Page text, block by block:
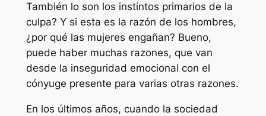
También lo son los instintos primarios de la
culpa? Y si esta es la razón de los hombres,
¿por qué las mujeres engañan? Bueno,
puede haber muchas razones, que van
desde la inseguridad emocional con el
cónyuge presente para varias otras razones.
En los últimos años, cuando la sociedad